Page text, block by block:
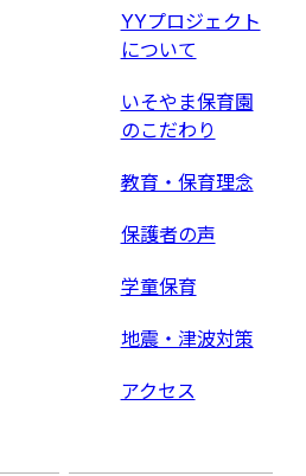
YYプロジェクト
について
いそやま保育園
のこだわり
教育・保育理念
保護者の声
学童保育
地震・津波対策
アクセス